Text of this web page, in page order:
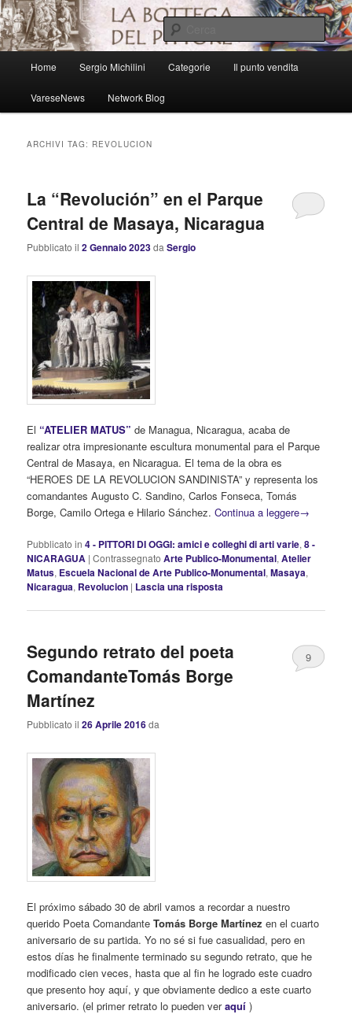
Vai
al
contenuto
Vai
al
contenuto
La bottega del pittore
Cerca
principale
Home Sergio Michilini Categorie Il punto vendita
VareseNews Network Blog
ARCHIVI TAG: REVOLUCION
La “Revolución” en el Parque
Central de Masaya, Nicaragua
Pubblicato il2 Gennaio 2023daSergio
El “ATELIER MATUS” de Managua, Nicaragua, acaba de
realizar otra impresionante escultura monumental para el Parque
Central de Masaya, en Nicaragua. El tema de la obra es
“HEROES DE LA REVOLUCION SANDINISTA” y representa los
comandantes Augusto C. Sandino, Carlos Fonseca, Tomás
Borge, Camilo Ortega e Hilario Sánchez.Continua a leggere→
Pubblicato in 4 - PITTORI DI OGGI: amici e colleghi di arti varie,8 -
NICARAGUA |Contrassegnato Arte Publico-Monumental,Atelier
Matus, Escuela Nacional de Arte Publico-Monumental,Masaya,
Nicaragua, Revolucion | Lascia una risposta
Segundo retrato del poeta
ComandanteTomás Borge
Martínez
Pubblicato il26 Aprile 2016da
9
El próximo sábado 30 de abril vamos a recordar a nuestro
querido Poeta ComandanteTomás Borge Martínez en el cuarto
aniversario de su partida. Yo no sé si fue casualidad, pero en
estos días he finalmente terminado su segundo retrato, que he
modificado cien veces, hasta que al fin he logrado este cuadro
que presento hoy aquí, y que obviamente dedico a este cuarto
aniversario. (el primer retrato lo pueden veraquí )